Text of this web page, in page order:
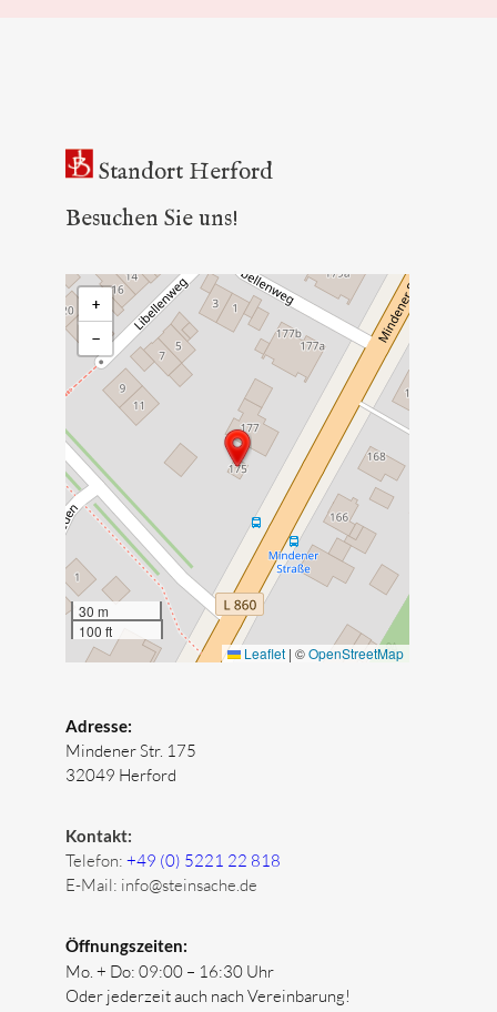
Standort Herford
Besuchen Sie uns!
+
−
30 m
100 ft
Leaflet | ©OpenStreetMap
Adresse:
Mindener Str. 175
32049 Herford
Kontakt:
Telefon: +49 (0) 5221 22 818
E-Mail: info@steinsache.de
Öffnungszeiten:
Mo. + Do: 09:00 – 16:30 Uhr
Oder jederzeit auch nach Vereinbarung!